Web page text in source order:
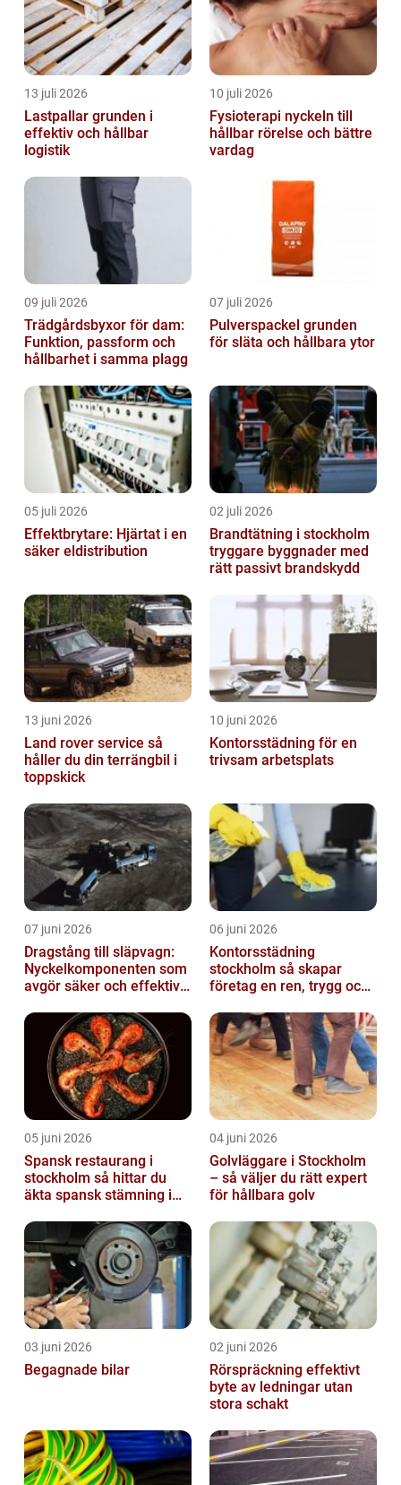
13 juli 2026
Lastpallar grunden i
effektiv och hållbar
logistik
10 juli 2026
Fysioterapi nyckeln till
hållbar rörelse och bättre
vardag
09 juli 2026
Trädgårdsbyxor för dam:
Funktion, passform och
hållbarhet i samma plagg
07 juli 2026
Pulverspackel grunden
för släta och hållbara ytor
05 juli 2026
Effektbrytare: Hjärtat i en
säker eldistribution
02 juli 2026
Brandtätning i stockholm
tryggare byggnader med
rätt passivt brandskydd
13 juni 2026
Land rover service så
håller du din terrängbil i
toppskick
10 juni 2026
Kontorsstädning för en
trivsam arbetsplats
07 juni 2026
Dragstång till släpvagn:
Nyckelkomponenten som
avgör säker och effektiv
06 juni 2026
Kontorsstädning
stockholm så skapar
företag en ren, trygg och
05 juni 2026
Spansk restaurang i
stockholm så hittar du
äkta spansk stämning i
04 juni 2026
Golvläggare i Stockholm
– så väljer du rätt expert
för hållbara golv
03 juni 2026
Begagnade bilar
02 juni 2026
Rörspräckning effektivt
byte av ledningar utan
stora schakt